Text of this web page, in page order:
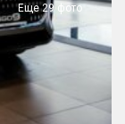
Еще 29 фото